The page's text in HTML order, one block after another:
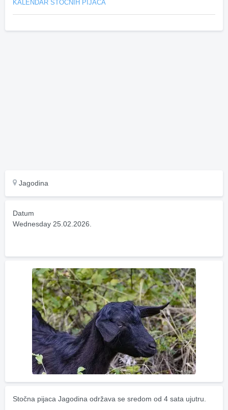
KALENDAR STOČNIH PIJACA
Jagodina
Datum
Wednesday 25.02.2026.
Stočna pijaca Jagodina održava se sredom od 4 sata ujutru.